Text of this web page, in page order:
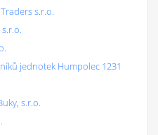
s.r.o.
jednotek Humpolec 1231
s.r.o.